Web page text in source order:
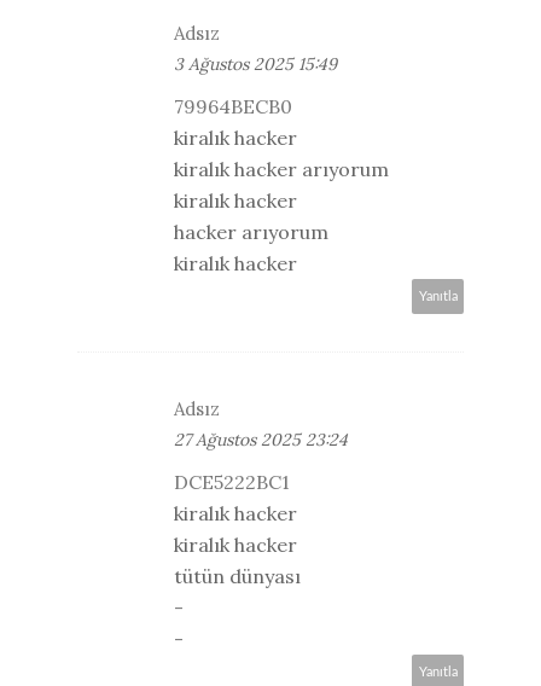
Adsız
3 Ağustos 2025 15:49
79964BECB0
kiralık hacker
kiralık hacker arıyorum
kiralık hacker
hacker arıyorum
kiralık hacker
Yanıtla
Adsız
27 Ağustos 2025 23:24
DCE5222BC1
kiralık hacker
kiralık hacker
tütün dünyası
-
-
Yanıtla